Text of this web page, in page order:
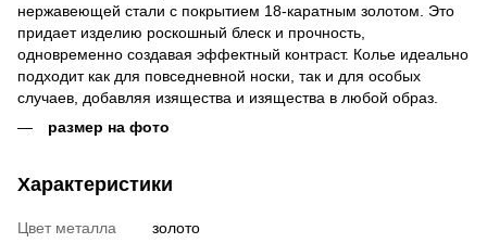
нержавеющей стали с покрытием 18-каратным золотом. Это
придает изделию роскошный блеск и прочность,
одновременно создавая эффектный контраст. Колье идеально
подходит как для повседневной носки, так и для особых
случаев, добавляя изящества и изящества в любой образ.
размер на фото
Характеристики
Цвет металла
золото